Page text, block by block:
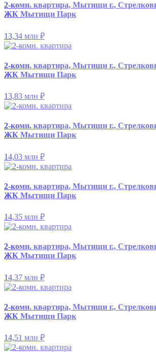
2-комн. квартира, Мытищи г.,
ЖК Мытищи Парк
13,34 млн ₽
2-комн. квартира, Мытищи г.,
ЖК Мытищи Парк
13,83 млн ₽
2-комн. квартира, Мытищи г.,
ЖК Мытищи Парк
14,03 млн ₽
2-комн. квартира, Мытищи г.,
ЖК Мытищи Парк
14,35 млн ₽
2-комн. квартира, Мытищи г.,
ЖК Мытищи Парк
14,37 млн ₽
2-комн. квартира, Мытищи г.,
ЖК Мытищи Парк
14,51 млн ₽